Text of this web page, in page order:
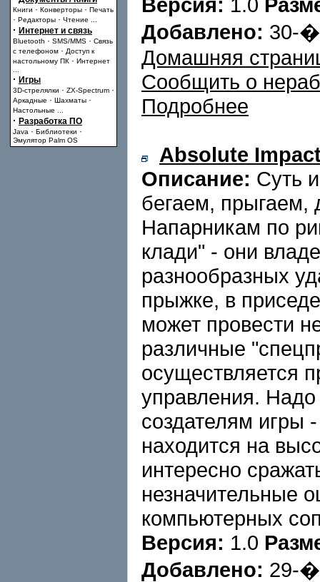
Книги · Конверторы · Печать
· Редакторы · Чтение
· Интернет и связь
Bluetooth · SMS/MMS · Связь
с телефоном · Доступ к
настольному ПК · Интернет
· Игры
3D-стрелялки · ZX-Spectrum ·
Аркадные · Шахматы ·
Настольные
· Разработка ПО
Java · Библиотеки ·
Эмулятор Palm OS
Добавлено: 30-
Домашняя
Сообщить о
Подробнее
Absolute
Описание: Суть
бегаем, прыгаем,
Напарникам по
клади" - они
разнообразных
прыжке, в
может провести
различные
осуществляется
управления.
создателям игры
находится на
интересно
незначительные
компьютерных
Версия: 1.0
Добавлено: 29-